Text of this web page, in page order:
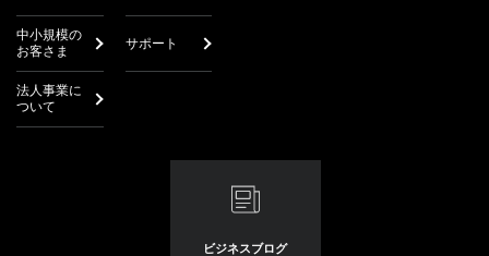
中小規模の
お客さま
サポート
法人事業に
ついて
ビジネスブログ